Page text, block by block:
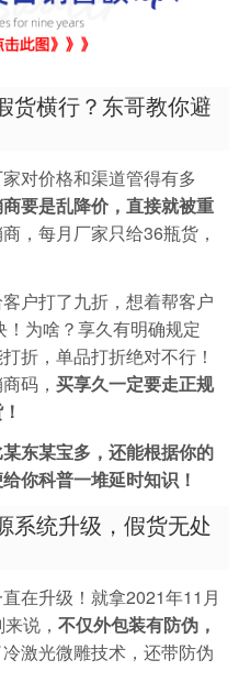
货横行？东哥教你避
对价格和渠道管得有多
要是乱降价，直接就被重
，每月厂家只给36瓶货，
户打了九折，想着帮客户
为啥？享久有明确规定
折，单品打折绝对不行！
码， 买享久一定要走正规
东某宝多，还能根据你的
你科普一堆延时知识！
系统升级，假货无处
在升级！就拿2021年11月
说， 不仅外包装有防伪，
激光微雕技术，还带防伪